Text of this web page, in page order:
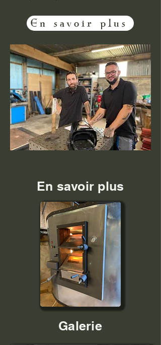
En savoir plus
En savoir plus
Galerie